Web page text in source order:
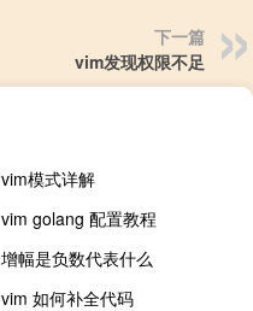
下一篇
vim发现权限不足
vim模式详解
vim golang 配置教程
增幅是负数代表什么
vim 如何补全代码